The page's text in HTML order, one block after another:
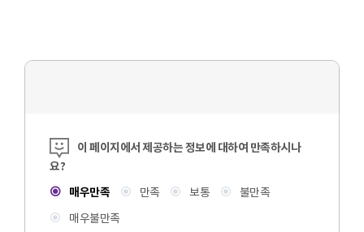
콘텐츠 만족도 조사
이 페이지에서 제공하는 정보에 대하여 만족하시나
요?
매우만족
만족 보통
불만족
매우불만족